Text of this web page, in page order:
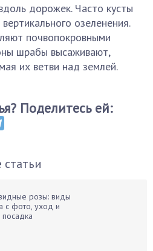
дорожек. Часто кусты
озеленения.
почвопокровными
шрабы высаживают,
их ветви над землей.
Поделитесь ей: